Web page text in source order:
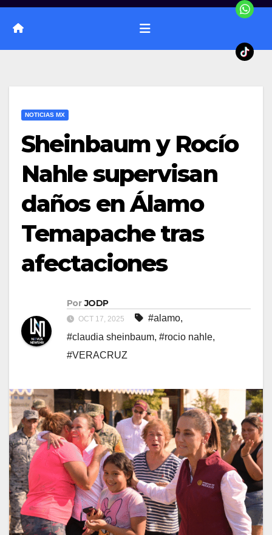
NOTICIAS MX
Sheinbaum y Rocío
Nahle supervisan
daños en Álamo
Temapache tras
afectaciones
Por JODP
OCT 17, 2025 #alamo,
#claudia sheinbaum, #rocio nahle,
#VERACRUZ